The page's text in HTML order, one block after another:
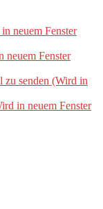
neuem Fenster
Fenster
zu senden (Wird in
in neuem Fenster